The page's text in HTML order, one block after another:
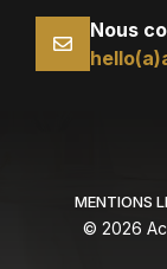
Nous
MENTIONS
© 2026